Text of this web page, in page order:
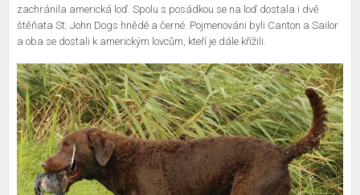
zachránila americká loď. Spolu s posádkou se na loď dostala i dvě
štěňata St. John Dogs hnědé a černé. Pojmenováni byli Canton a Sailor
a oba se dostali k americkým lovcům, kteří je dále křížili.